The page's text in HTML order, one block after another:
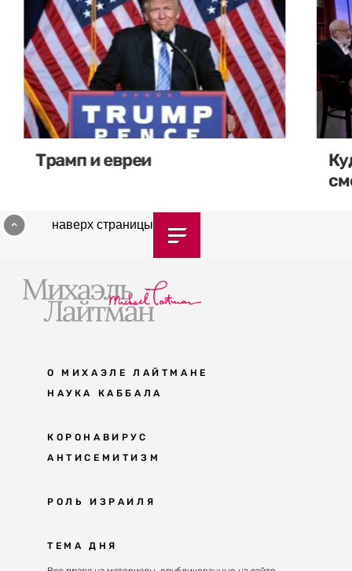
Трамп и евреи
наверх страницы
О МИХАЭЛЕ ЛАЙТМАНЕ
НАУКА КАББАЛА
Мудрость каббалы
Каббала сегодня
Великие каббалисты
КОРОНАВИРУС
АНТИСЕМИТИЗМ
Антисемитизм в современном мире
Решение
РОЛЬ ИЗРАИЛЯ
Почему евреи
ТЕМА ДНЯ